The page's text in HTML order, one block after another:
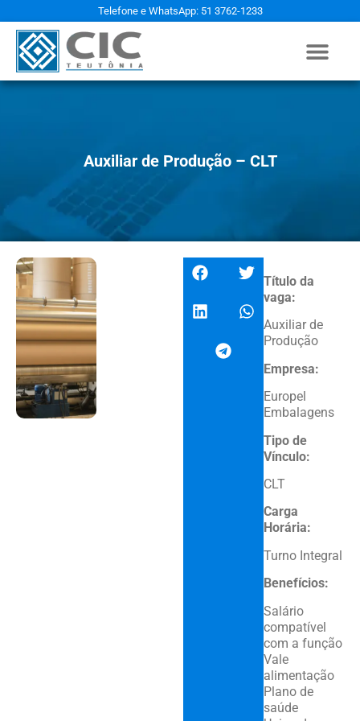
Telefone e WhatsApp: 51 3762-1233
Auxiliar de Produção – CLT
Título da
vaga:
Auxiliar de
Produção
Empresa:
Europel
Embalagens
Tipo de
Vínculo:
CLT
Carga
Horária:
Turno Integral
Benefícios:
Salário
compatível
com a função
Vale
alimentação
Plano de
saúde